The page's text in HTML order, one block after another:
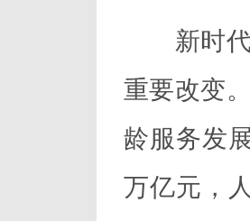
新时代
重要改变
龄服务发
万亿元，